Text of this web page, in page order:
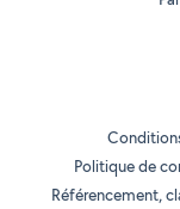
Politique de
Référencement,